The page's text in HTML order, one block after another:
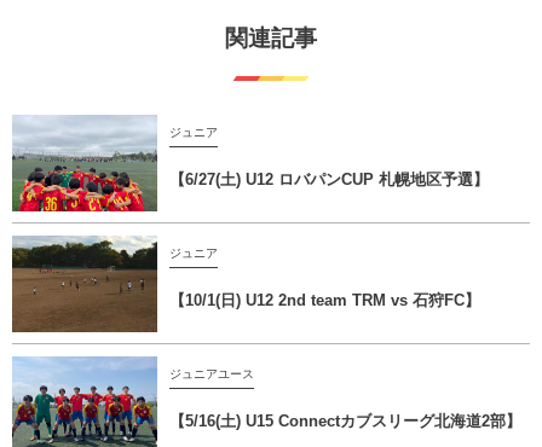
関連記事
ジュニア
【6/27(土) U12 ロバパンCUP 札幌地区予選】
ジュニア
【10/1(日) U12 2nd team TRM vs 石狩FC】
ジュニアユース
【5/16(土) U15 Connectカブスリーグ北海道2部】